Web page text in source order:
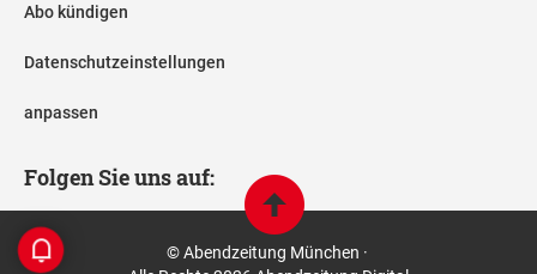
Abo kündigen
Datenschutzeinstellungen
anpassen
Folgen Sie uns auf:
© Abendzeitung München ·